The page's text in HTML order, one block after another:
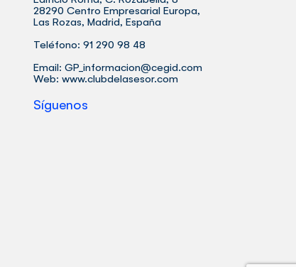
28290 Centro Empresarial Europa,
Las Rozas, Madrid, España
Teléfono: 91 290 98 48
Email: GP_informacion@cegid.com
Web: www.clubdelasesor.com
Síguenos